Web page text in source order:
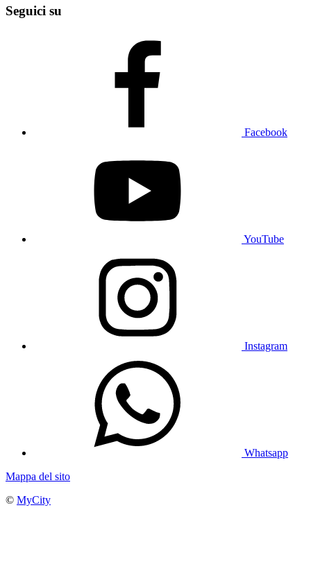
Seguici su
Facebook
YouTube
Instagram
Whatsapp
Mappa del sito
© MyCity